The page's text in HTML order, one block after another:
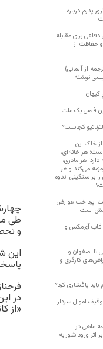
طی
و
این
در
«از
پدرم درباره
دفاعی برای مقابله
حفاظت از
از آلمانی) +
نوشته
کیهان
فصل یک ملت
کجاست؟
خاک‌ این
هر خانه‌ای،
هر مادری،
می‌کند و هر
بر سنگینی اندوه
پرداخت عوارض
تنش است
قاب آی‌مکس و
تا اصفهان و
کارگری و
پافشاری کرد؟
اموال سردار
قطعه ماهی در
اثر ورود شورابه